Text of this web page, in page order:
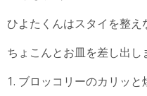
ひよたくんはスタイを整え
ちょこんとお皿を差し出し
1. ブロッコリーのカリッと